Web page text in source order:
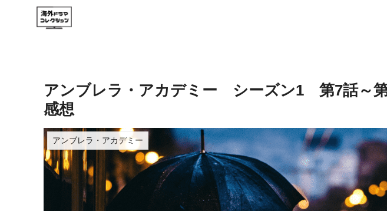
アンブレラ・アカデミー シーズン1 第7話～
感想
アンブレラ・アカデミー